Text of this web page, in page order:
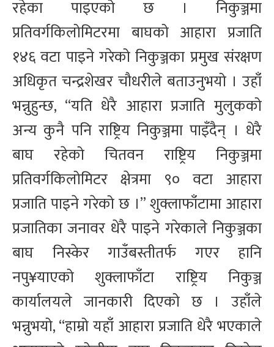
रहेका पाइएको छ । निकुञ्जमा
प्रतिवर्गकिलोमिटरमा बाघको आहारा प्रजाति
१४६ वटा पाइने गरेको निकुञ्जका प्रमुख संरक्षण
अधिकृत चन्द्रशेखर चौधरीले बताउनुभयो । उहाँ
भन्नुहुन्छ, “यति धेरै आहारा प्रजाति मुलुकको
अन्य कुनै पनि राष्ट्रिय निकुञ्जमा पाइँदैन् । धेरै
बाघ रहेको चितवन राष्ट्रिय निकुञ्जमा
प्रतिवर्गकिलोमिटर क्षेत्रमा ९० वटा आहारा
प्रजाति पाइने गरेको छ ।’’ शुक्लाफाँटामा आहारा
प्रजातिका जनावर धेरै पाइने गरेकाले निकुञ्जका
बाघ निस्केर गाउँबस्तीतर्फ गएर हानि
नपु¥याएको शुक्लाफाँटा राष्ट्रिय निकुञ्ज
कार्यालयले जानकारी दिएको छ । उहाँले
भन्नुभयो, “हाम्रो यहाँ आहारा प्रजाति धेरै भएकाले